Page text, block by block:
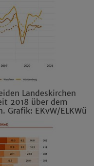
Landeskirchen
2018 über dem
Grafik: EKvW/ELKWü